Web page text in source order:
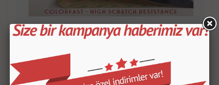
- Satın aldığınız setin içeriği KROKİDE belirtilen
Mars Cockpit Design
Hangi satış pazarında olursa olsun çekinmeden dilediğiniz
sorularını mağazaya soru sor kısmından sorularınızı